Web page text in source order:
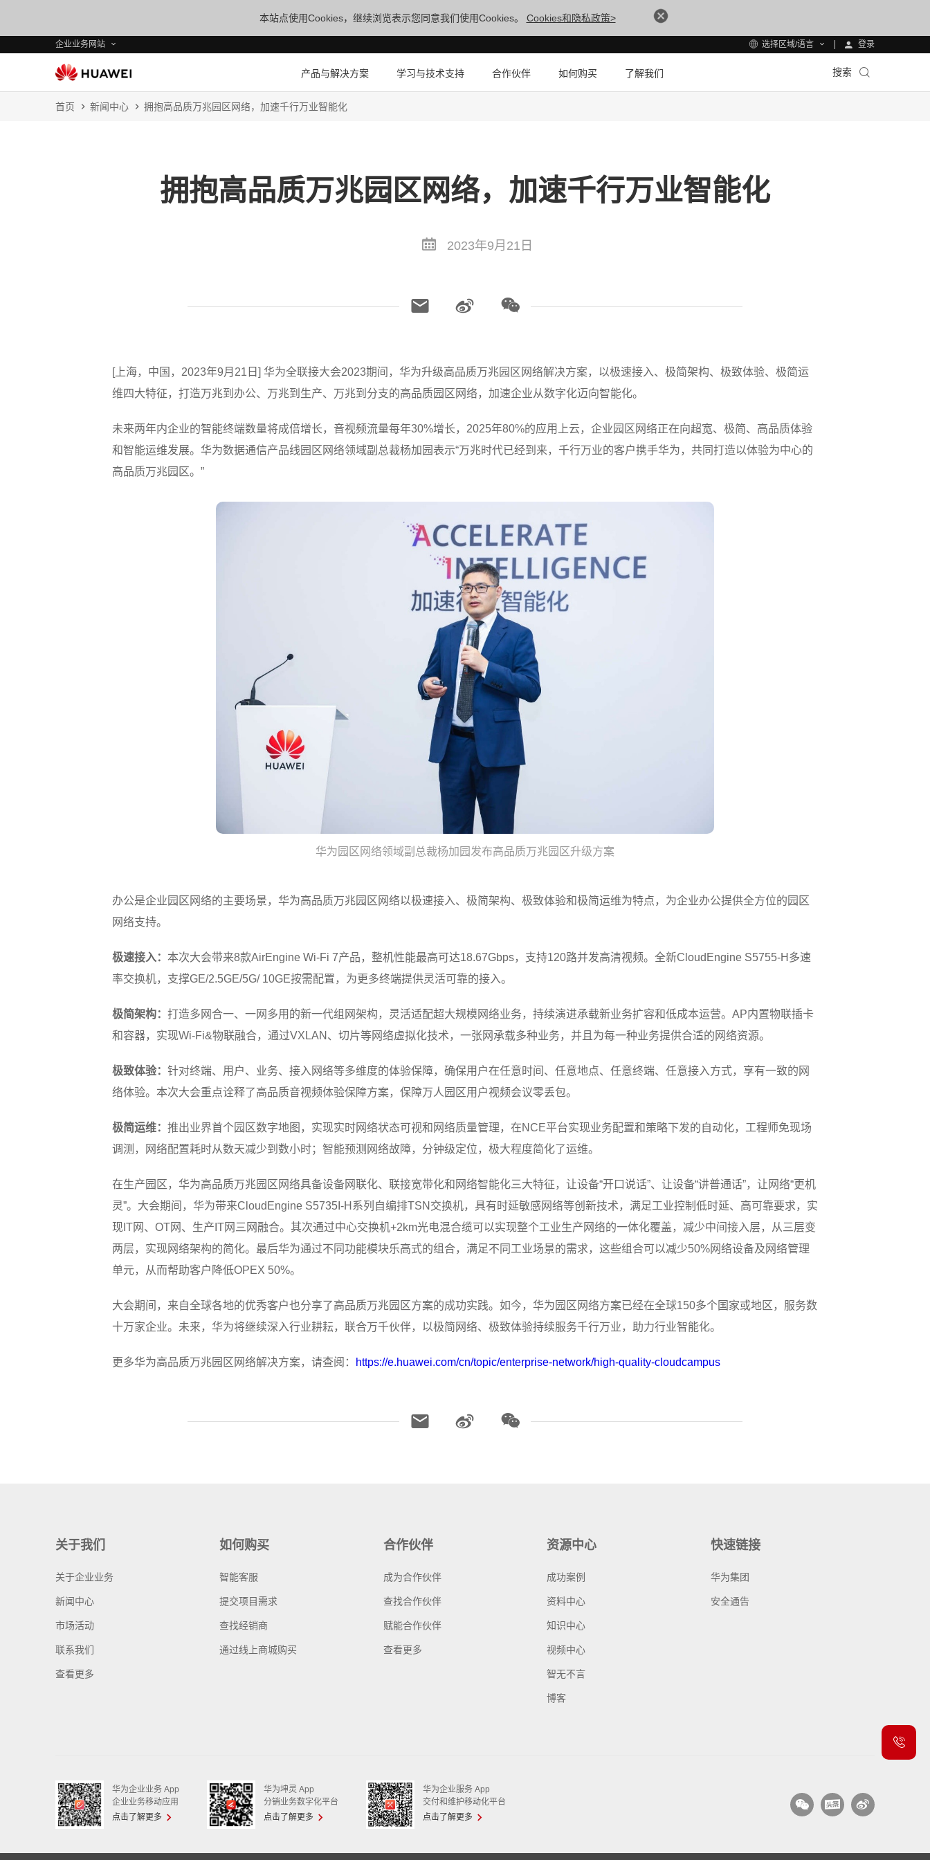
本站点使用Cookies，继续浏览表示您同意我们使用Cookies。 Cookies和隐私政策>
企业业务网站 选择区域/语言 登录
产品与解决方案 学习与技术支持 合作伙伴 如何购买 了解我们 搜索
首页 新闻中心 拥抱高品质万兆园区网络，加速千行万业智能化
拥抱高品质万兆园区网络，加速千行万业智能化
2023年9月21日
[上海，中国，2023年9月21日] 华为全联接大会2023期间，华为升级高品质万兆园区网络解决方案，以极速接入、极简架构、极致体验、极简运
维四大特征，打造万兆到办公、万兆到生产、万兆到分支的高品质园区网络，加速企业从数字化迈向智能化。
未来两年内企业的智能终端数量将成倍增长，音视频流量每年30%增长，2025年80%的应用上云，企业园区网络正在向超宽、极简、高品质体验
和智能运维发展。华为数据通信产品线园区网络领域副总裁杨加园表示“万兆时代已经到来，千行万业的客户携手华为，共同打造以体验为中心的
高品质万兆园区。”
华为园区网络领域副总裁杨加园发布高品质万兆园区升级方案
办公是企业园区网络的主要场景，华为高品质万兆园区网络以极速接入、极简架构、极致体验和极简运维为特点，为企业办公提供全方位的园区
网络支持。
极速接入： 本次大会带来8款AirEngine Wi-Fi 7产品，整机性能最高可达18.67Gbps，支持120路并发高清视频。全新CloudEngine S5755-H多速
率交换机，支撑GE/2.5GE/5G/ 10GE按需配置，为更多终端提供灵活可靠的接入。
极简架构： 打造多网合一、一网多用的新一代组网架构，灵活适配超大规模网络业务，持续演进承载新业务扩容和低成本运营。AP内置物联插卡
和容器，实现Wi-Fi&物联融合，通过VXLAN、切片等网络虚拟化技术，一张网承载多种业务，并且为每一种业务提供合适的网络资源。
极致体验： 针对终端、用户、业务、接入网络等多维度的体验保障，确保用户在任意时间、任意地点、任意终端、任意接入方式，享有一致的网
络体验。本次大会重点诠释了高品质音视频体验保障方案，保障万人园区用户视频会议零丢包。
极简运维： 推出业界首个园区数字地图，实现实时网络状态可视和网络质量管理，在NCE平台实现业务配置和策略下发的自动化，工程师免现场
调测，网络配置耗时从数天减少到数小时；智能预测网络故障，分钟级定位，极大程度简化了运维。
在生产园区，华为高品质万兆园区网络具备设备网联化、联接宽带化和网络智能化三大特征，让设备“开口说话”、让设备“讲普通话”，让网络“更机
灵”。大会期间，华为带来CloudEngine S5735I-H系列自编排TSN交换机，具有时延敏感网络等创新技术，满足工业控制低时延、高可靠要求，实
现IT网、OT网、生产IT网三网融合。其次通过中心交换机+2km光电混合缆可以实现整个工业生产网络的一体化覆盖，减少中间接入层，从三层变
两层，实现网络架构的简化。最后华为通过不同功能模块乐高式的组合，满足不同工业场景的需求，这些组合可以减少50%网络设备及网络管理
单元，从而帮助客户降低OPEX 50%。
大会期间，来自全球各地的优秀客户也分享了高品质万兆园区方案的成功实践。如今，华为园区网络方案已经在全球150多个国家或地区，服务数
十万家企业。未来，华为将继续深入行业耕耘，联合万千伙伴，以极简网络、极致体验持续服务千行万业，助力行业智能化。
更多华为高品质万兆园区网络解决方案，请查阅： https://e.huawei.com/cn/topic/enterprise-network/high-quality-cloudcampus
关于我们
关于企业业务
新闻中心
市场活动
联系我们
查看更多
如何购买
智能客服
提交项目需求
查找经销商
通过线上商城购买
合作伙伴
成为合作伙伴
查找合作伙伴
赋能合作伙伴
查看更多
资源中心
成功案例
资料中心
知识中心
视频中心
智无不言
博客
快速链接
华为集团
安全通告
华为企业业务 App
企业业务移动应用
点击了解更多
华为坤灵 App
分销业务数字化平台
点击了解更多
华为企业服务 App
交付和维护移动化平台
点击了解更多